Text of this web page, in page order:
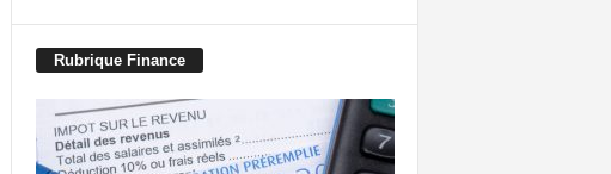
Rubrique Finance